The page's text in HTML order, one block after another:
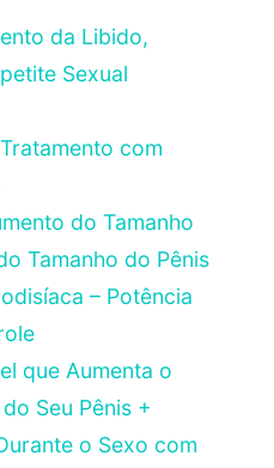
da Libido,
Sexual
com
do Tamanho
Tamanho do Pênis
– Potência
que Aumenta o
Seu Pênis +
o Sexo com